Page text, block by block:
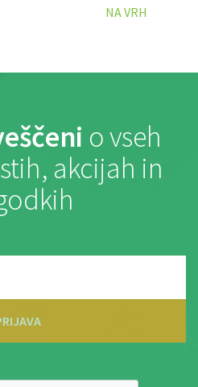
NA VRH
o vseh
akcijah in